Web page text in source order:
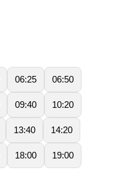
06:25 06:50
09:40 10:20
13:40 14:20
18:00 19:00